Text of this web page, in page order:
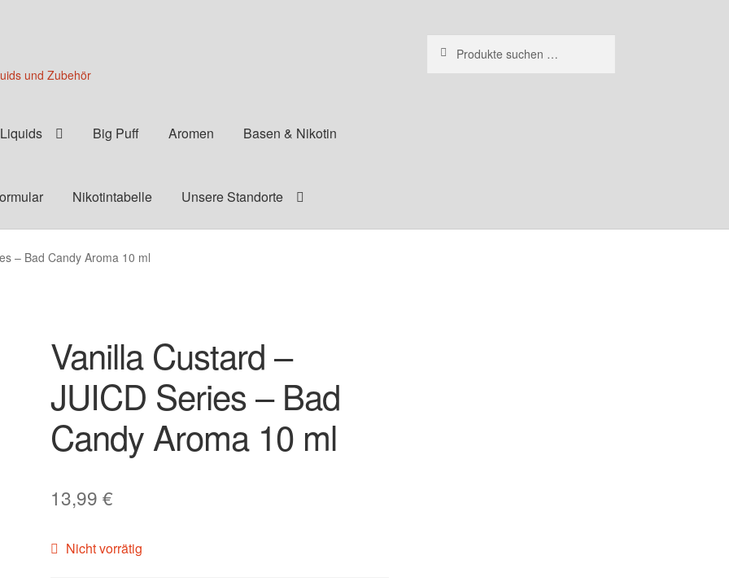
und Zubehör
nach:
Liquids Big Puff Aromen Basen & Nikotin
Nikotintabelle Unsere Standorte
– Bad Candy Aroma 10 ml
Vanilla Custard –
JUICD Series – Bad
Candy Aroma 10 ml
13,99€
Nicht vorrätig